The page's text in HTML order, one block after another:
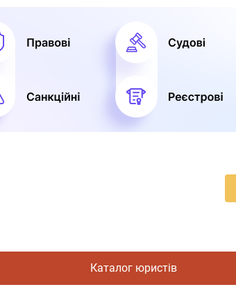
Каталог юристів